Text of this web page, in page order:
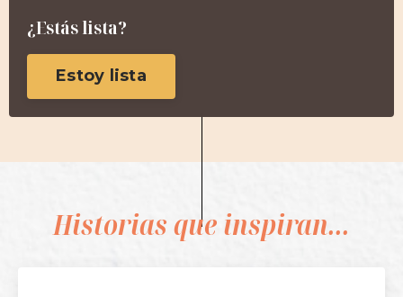
¿Estás lista?
Estoy lista
Historias que inspiran...